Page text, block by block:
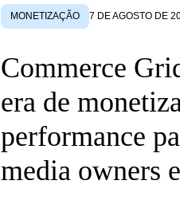
MONETIZAÇÃO 7 DE AGOSTO DE
Commerce
era de
performance
media owners